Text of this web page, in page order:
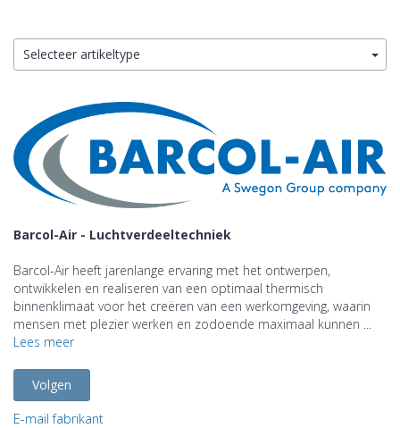
Selecteer artikeltype
Barcol-Air - Luchtverdeeltechniek
Barcol-Air heeft jarenlange ervaring met het ontwerpen,
ontwikkelen en realiseren van een optimaal thermisch
binnenklimaat voor het creëren van een werkomgeving, waarin
mensen met plezier werken en zodoende maximaal kunnen ...
Lees meer
Volgen
E-mail fabrikant